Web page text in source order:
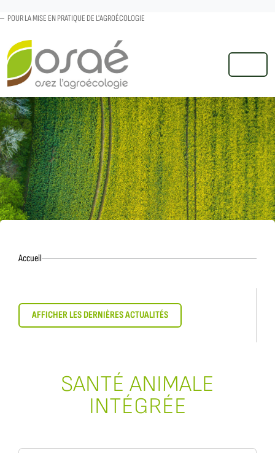
POUR LA MISE EN PRATIQUE DE L'AGROÉCOLOGIE
MENU
AccueilAccueil
AFFICHER LES DERNIÈRES ACTUALITÉS
SANTÉ ANIMALE
INTÉGRÉE